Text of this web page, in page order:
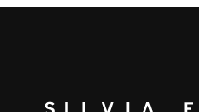
Alternative: